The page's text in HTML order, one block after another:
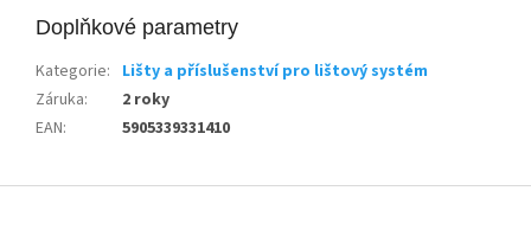
Doplňkové parametry
Kategorie: Lišty a příslušenství pro lištový systém
Záruka:
2 roky
EAN: 5905339331410